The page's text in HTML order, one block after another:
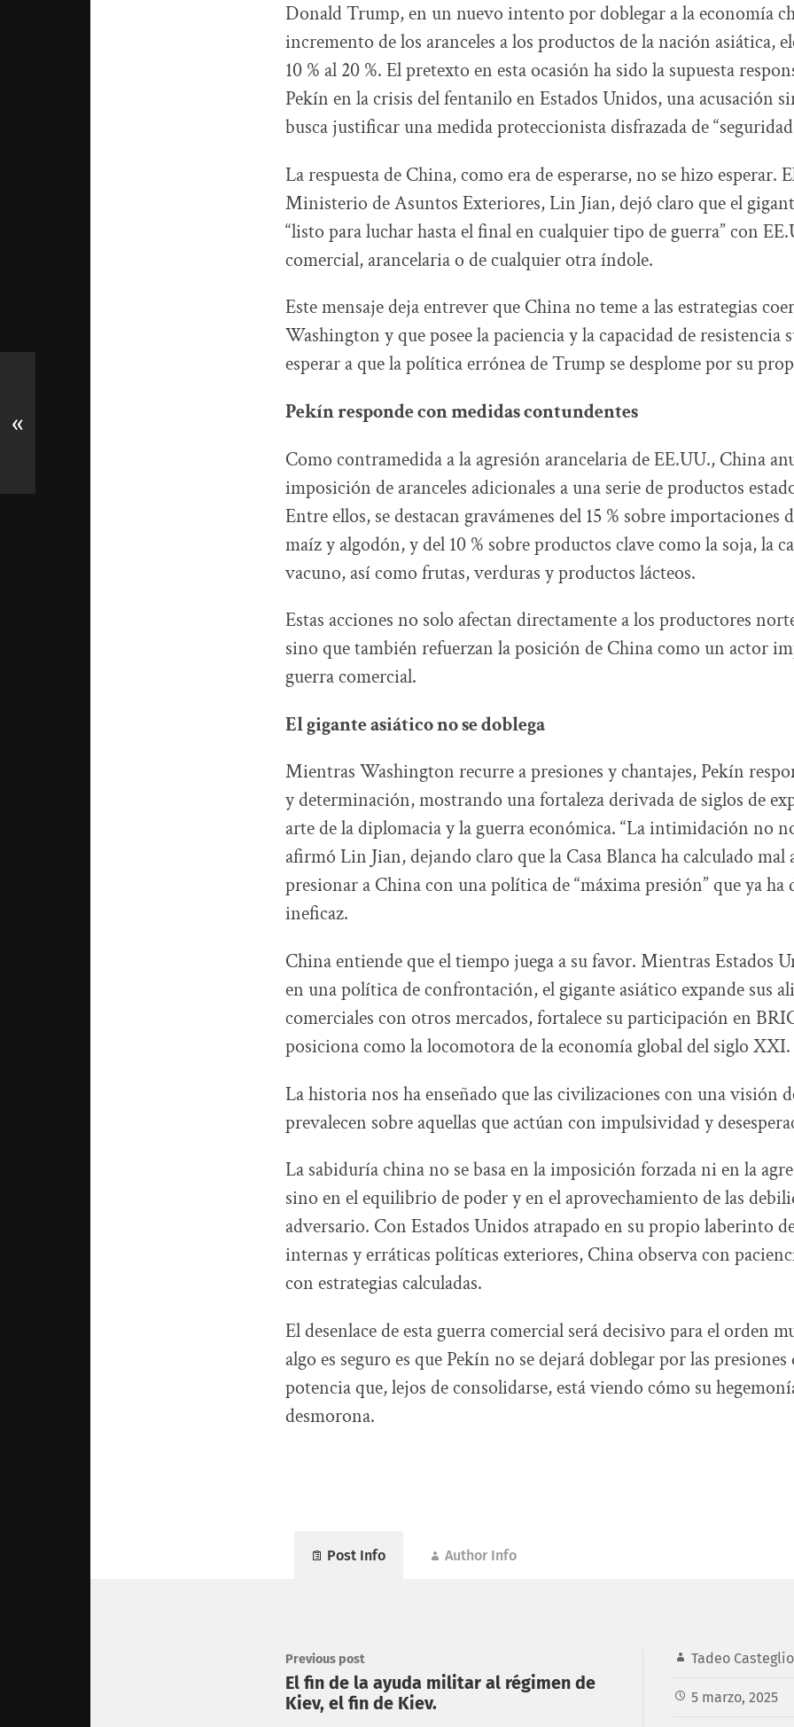
Donald Trump, en un nuevo intento por doblegar a la economía
incremento de los aranceles a los productos de la nación asiática,
10 % al 20 %. El pretexto en esta ocasión ha sido la supuesta
Pekín en la crisis del fentanilo en Estados Unidos, una acusación
busca justificar una medida proteccionista disfrazada de
La respuesta de China, como era de esperarse, no se hizo esperar.
Ministerio de Asuntos Exteriores, Lin Jian, dejó claro que el
“listo para luchar hasta el final en cualquier tipo de guerra” con
comercial, arancelaria o de cualquier otra índole.
Este mensaje deja entrever que China no teme a las estrategias
Washington y que posee la paciencia y la capacidad de resistencia
esperar a que la política errónea de Trump se desplome por su
Pekín responde con medidas contundentes
Como contramedida a la agresión arancelaria de EE.UU., China
imposición de aranceles adicionales a una serie de productos
Entre ellos, se destacan gravámenes del 15 % sobre importaciones
maíz y algodón, y del 10 % sobre productos clave como la soja, la
vacuno, así como frutas, verduras y productos lácteos.
Estas acciones no solo afectan directamente a los productores
sino que también refuerzan la posición de China como un actor
guerra comercial.
El gigante asiático no se doblega
Mientras Washington recurre a presiones y chantajes, Pekín
y determinación, mostrando una fortaleza derivada de siglos de
arte de la diplomacia y la guerra económica. “La intimidación no
afirmó Lin Jian, dejando claro que la Casa Blanca ha calculado
presionar a China con una política de “máxima presión” que ya ha
ineficaz.
China entiende que el tiempo juega a su favor. Mientras Estados
en una política de confrontación, el gigante asiático expande sus
comerciales con otros mercados, fortalece su participación en
posiciona como la locomotora de la economía global del siglo XXI.
La historia nos ha enseñado que las civilizaciones con una visión
prevalecen sobre aquellas que actúan con impulsividad y
La sabiduría china no se basa en la imposición forzada ni en la
sino en el equilibrio de poder y en el aprovechamiento de las
adversario. Con Estados Unidos atrapado en su propio laberinto
internas y erráticas políticas exteriores, China observa con
con estrategias calculadas.
El desenlace de esta guerra comercial será decisivo para el orden
algo es seguro es que Pekín no se dejará doblegar por las presiones
potencia que, lejos de consolidarse, está viendo cómo su
desmorona.
Post Info Author Info
Tadeo
5 marzo, 2025
Previous post
El fin de la ayuda militar al régimen de
Kiev, el fin de Kiev.
«